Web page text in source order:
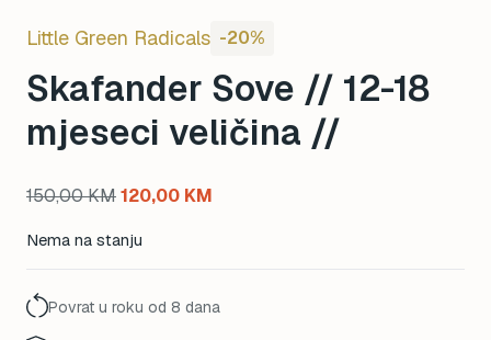
Little Green Radicals -20%
Skafander Sove // 12-18
mjeseci veličina //
150,00KMOriginal
120,00 KM
Nema na stanju
Povrat u roku od 8 dana